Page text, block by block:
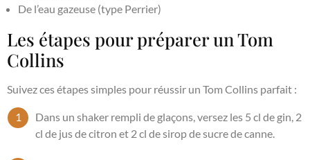
De l’eau gazeuse (type Perrier)
Les étapes pour préparer un Tom
Collins
Suivez ces étapes simples pour réussir un Tom Collins parfait :
Dans un shaker rempli de glaçons, versez les 5 cl de gin, 2
cl de jus de citron et 2 cl de sirop de sucre de canne.